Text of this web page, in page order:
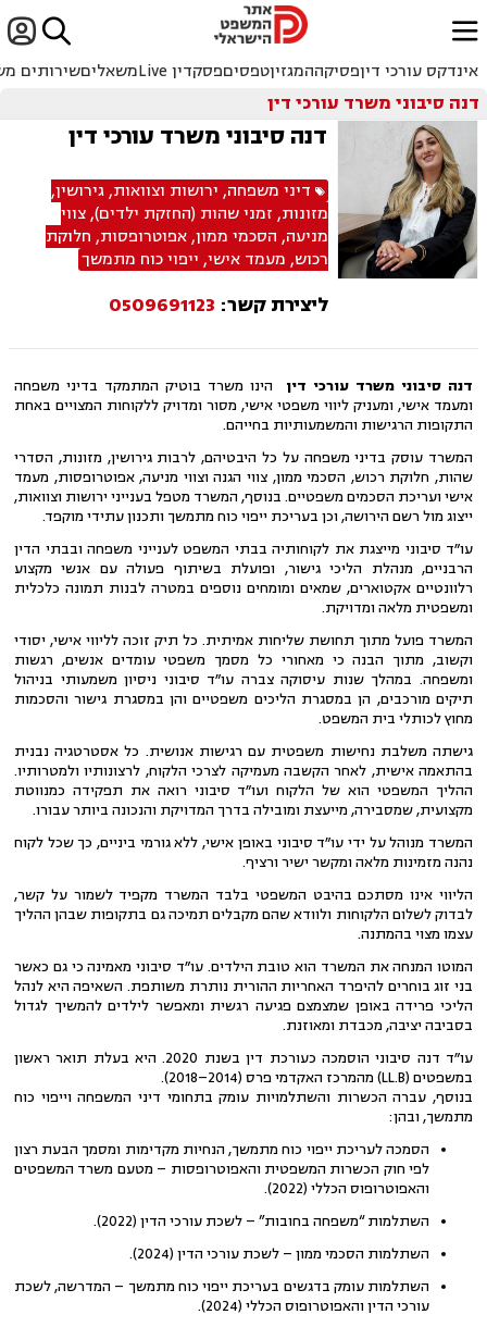

ﱐ
אינדקס עורכי דיןפסיקההמגזיןטפסיםפסקדין Live משאליםשירותים
דנה סיבוני משרד עורכי דין
דנה סיבוני משרד עורכי דין
דיני משפחה, ירושות וצוואות,גירושין,
מזונות, זמני שהות (החזקת ילדים),צווי
מניעה, הסכמי ממון,אפוטרופסות, חלוקת
רכוש, מעמד אישי, ייפוי כוח מתמשך
ליצירת קשר: 0509691123
דנה סיבוני משרד עורכי דין
הינו משרד בוטיק המתמקד בדיני משפחה
ומעמד אישי, ומעניק ליווי משפטי אישי, מסור ומדויק ללקוחות המצויים באחת
התקופות הרגישות והמשמעותיות בחייהם.
המשרד עוסק בדיני משפחה על כל היבטיהם, לרבות גירושין, מזונות, הסדרי
שהות, חלוקת רכוש, הסכמי ממון, צווי הגנה וצווי מניעה, אפוטרופסות, מעמד
אישי ועריכת הסכמים משפטיים. בנוסף, המשרד מטפל בענייני ירושות וצוואות,
ייצוג מול רשם הירושה, וכן בעריכת ייפוי כוח מתמשך ותכנון עתידי מוקפד.
עו״ד סיבוני מייצגת את לקוחותיה בבתי המשפט לענייני משפחה ובבתי הדין
הרבניים, מנהלת הליכי גישור, ופועלת בשיתוף פעולה עם אנשי מקצוע
רלוונטיים אקטוארים, שמאים ומומחים נוספים במטרה לבנות תמונה כלכלית
ומשפטית מלאה ומדויקת.
המשרד פועל מתוך תחושת שליחות אמיתית. כל תיק זוכה לליווי אישי, יסודי
וקשוב, מתוך הבנה כי מאחורי כל מסמך משפטי עומדים אנשים, רגשות
ומשפחה. במהלך שנות עיסוקה צברה עו״ד סיבוני ניסיון משמעותי בניהול
תיקים מורכבים, הן במסגרת הליכים משפטיים והן במסגרת גישור והסכמות
מחוץ לכותלי בית המשפט.
גישתה משלבת נחישות משפטית עם רגישות אנושית. כל אסטרטגיה נבנית
בהתאמה אישית, לאחר הקשבה מעמיקה לצרכי הלקוח, לרצונותיו ולמטרותיו.
ההליך המשפטי הוא של הלקוח ועו״ד סיבוני רואה את תפקידה כמנווטת
מקצועית, שמסבירה, מייעצת ומובילה בדרך המדויקת והנכונה ביותר עבורו.
המשרד מנוהל על ידי עו״ד סיבוני באופן אישי, ללא גורמי ביניים, כך שכל לקוח
נהנה מזמינות מלאה ומקשר ישיר ורציף.
הליווי אינו מסתכם בהיבט המשפטי בלבד המשרד מקפיד לשמור על קשר,
לבדוק לשלום הלקוחות ולוודא שהם מקבלים תמיכה גם בתקופות שבהן ההליך
עצמו מצוי בהמתנה.
המוטו המנחה את המשרד הוא טובת הילדים. עו״ד סיבוני מאמינה כי גם כאשר
בני זוג בוחרים להיפרד האחריות ההורית נותרת משותפת. השאיפה היא לנהל
הליכי פרידה באופן שמצמצם פגיעה רגשית ומאפשר לילדים להמשיך לגדול
בסביבה יציבה, מכבדת ומאוזנת.
עו״ד דנה סיבוני הוסמכה כעורכת דין בשנת 2020. היא בעלת תואר ראשון
במשפטים (LL.B) מהמרכז האקדמי פרס (2014–2018).
בנוסף, עברה הכשרות והשתלמויות עומק בתחומי דיני המשפחה וייפוי כוח
מתמשך, ובהן:
הסמכה לעריכת ייפוי כוח מתמשך, הנחיות מקדימות ומסמך הבעת רצון
לפי חוק הכשרות המשפטית והאפוטרופסות – מטעם משרד המשפטים
והאפוטרופוס הכללי (2022).
השתלמות “משפחה בחובות” – לשכת עורכי הדין (2022).
השתלמות הסכמי ממון – לשכת עורכי הדין (2024).
השתלמות עומק בדגשים בעריכת ייפוי כוח מתמשך – המדרשה, לשכת
עורכי הדין והאפוטרופוס הכללי (2024).